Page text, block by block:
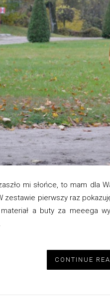
mi słońce, to mam dla
zestawie pierwszy raz
a buty za meeega
CONTINUE